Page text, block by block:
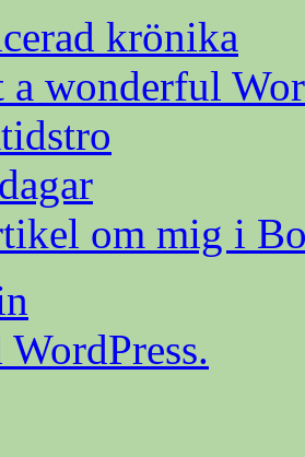
krönika
a wonderful
om mig i